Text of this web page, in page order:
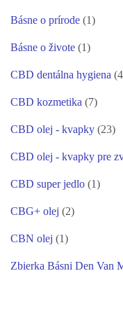
Básne o prírode (1)
Básne o živote (1)
CBD dentálna hygiena
CBD kozmetika (7)
CBD olej - kvapky (23)
CBD olej - kvapky pre
CBD super jedlo (1)
CBG+ olej (2)
CBN olej (1)
Zbierka Básni Den Van